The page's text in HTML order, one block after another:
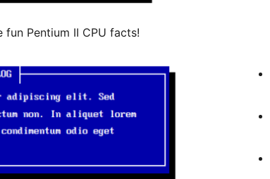
Pentium II CPU facts!